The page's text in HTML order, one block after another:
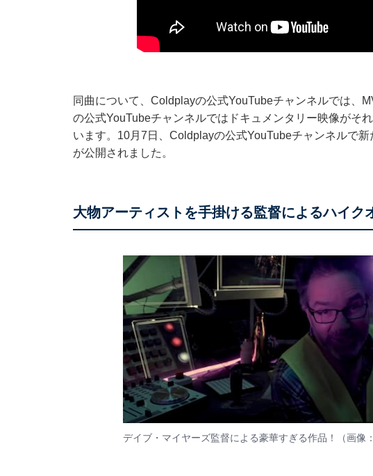
同曲について、Coldplayの公式YouTubeチャンネルでは、
の公式YouTubeチャンネルではドキュメンタリー映像がそ
います。10月7日、Coldplayの公式YouTubeチャンネルで
が公開されました。
大物アーティストを手掛ける監督によるハイク
デイブ・マイヤーズ監督による豪華すぎる作品！（画像：